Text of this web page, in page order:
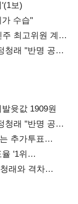
보)
수습"
최고위원 계파
청래 "반명 공세
윳값 1909원
청래 "반명 공세
추가투표
'1위
래와 격차